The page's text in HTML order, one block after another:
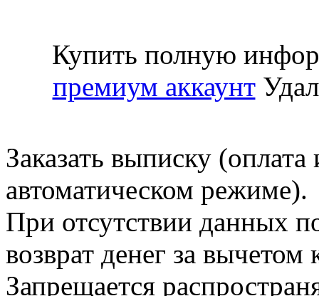
Купить полную
премиум аккаунт
Заказать выписку
автоматическом режиме).
При отсутствии данных
возврат денег за
Запрещается